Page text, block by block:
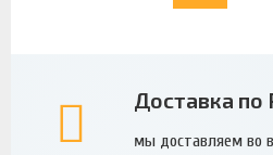
Доставка по
мы доставляем во